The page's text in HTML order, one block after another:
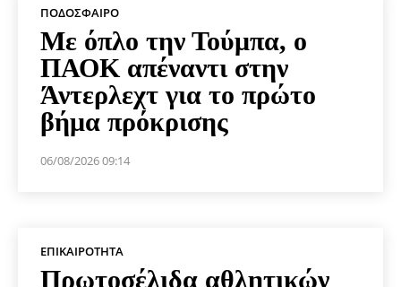
ΠΟΔΌΣΦΑΙΡΟ
Με όπλο την Τούμπα, ο
ΠΑΟΚ απέναντι στην
Άντερλεχτ για το πρώτο
βήμα πρόκρισης
06/08/2026 09:14
ΕΠΙΚΑΙΡΌΤΗΤΑ
Πρωτοσέλιδα αθλητικών